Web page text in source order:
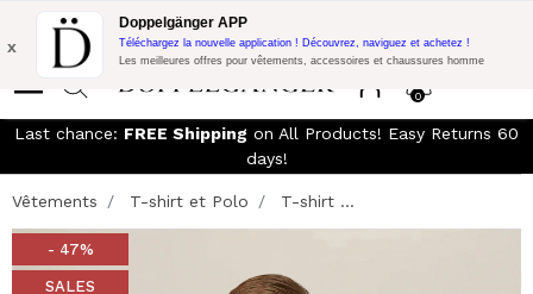
LIVRAISON GRATUITE!10% de réduction supplémentaire sur 300€
d'achat avec le code:
0
x
Doppelgänger APP
Téléchargez la nouvelle application ! Découvrez, naviguez et achetez !
Les meilleures offres pour vêtements, accessoires et chaussures homme
Last chance: FREE Shipping on All Products! Easy Returns 60
days!
Vêtements T-shirt et Polo T-shirt ...
- 47%
SALES